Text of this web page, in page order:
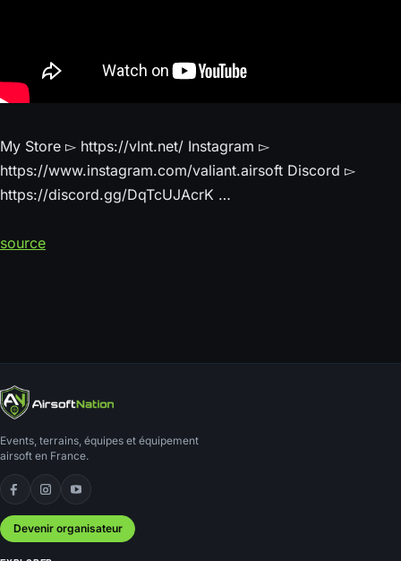
My Store ▻ https://vlnt.net/ Instagram ▻
https://www.instagram.com/valiant.airsoft Discord ▻
https://discord.gg/DqTcUJAcrK …
source
Events, terrains, équipes et équipement
airsoft en France.
Facebook
Instagram
YouTube
Devenir organisateur